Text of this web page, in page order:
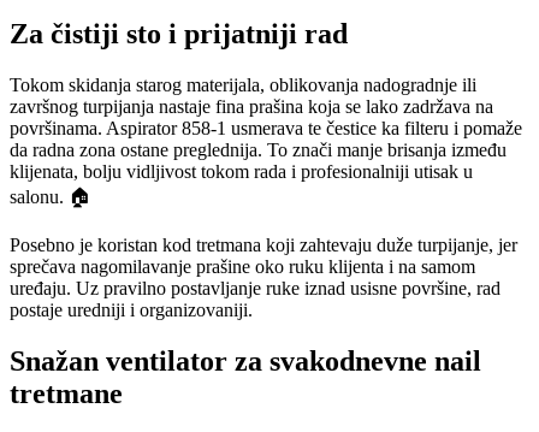
Za čistiji sto i prijatniji rad
Tokom skidanja starog materijala, oblikovanja nadogradnje ili
završnog turpijanja nastaje fina prašina koja se lako zadržava na
površinama. Aspirator 858-1 usmerava te čestice ka filteru i pomaže
da radna zona ostane preglednija. To znači manje brisanja između
klijenata, bolju vidljivost tokom rada i profesionalniji utisak u
salonu. 🏠
Posebno je koristan kod tretmana koji zahtevaju duže turpijanje, jer
sprečava nagomilavanje prašine oko ruku klijenta i na samom
uređaju. Uz pravilno postavljanje ruke iznad usisne površine, rad
postaje uredniji i organizovaniji.
Snažan ventilator za svakodnevne nail
tretmane